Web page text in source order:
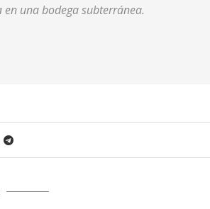
una bodega subterránea.